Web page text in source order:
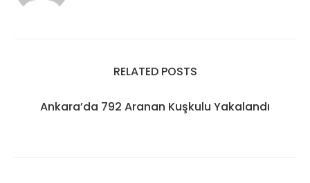
RELATED POSTS
Ankara’da 792 Aranan Kuşkulu Yakalandı